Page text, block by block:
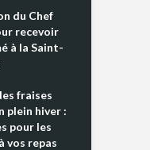
du Chef
recevoir
à la Saint-
fraises
plein hiver :
pour les
vos repas